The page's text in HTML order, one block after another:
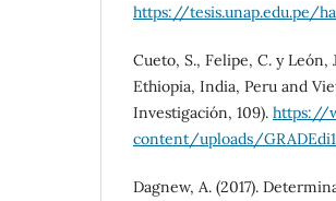
https://tesis.unap.edu.pe/
Cueto, S., Felipe, C. y
Ethiopia, India, Peru and
Investigación, 109). https://
content/uploads/
Dagnew, A. (2017).